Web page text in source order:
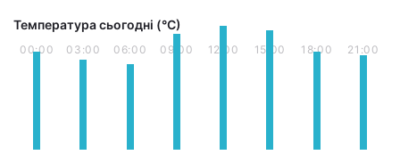
Температура сьогодні (°С)
00:00 03:00 06:00 09:00 12:00 15:00 18:00 21:00